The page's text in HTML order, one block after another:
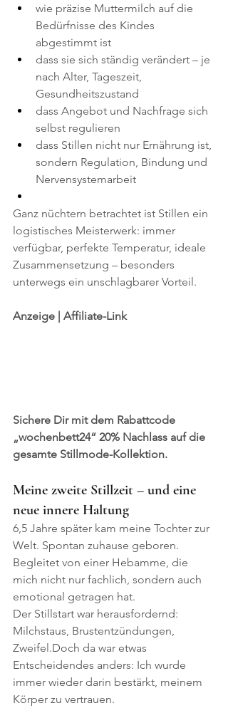
wie präzise Muttermilch auf die
Bedürfnisse des Kindes
abgestimmt ist
dass sie sich ständig verändert – je
nach Alter, Tageszeit,
Gesundheitszustand
dass Angebot und Nachfrage sich
selbst regulieren
dass Stillen nicht nur Ernährung ist,
sondern Regulation, Bindung und
Nervensystemarbeit
Ganz nüchtern betrachtet ist Stillen ein
logistisches Meisterwerk: immer
verfügbar, perfekte Temperatur, ideale
Zusammensetzung – besonders
unterwegs ein unschlagbarer Vorteil.
Anzeige | Affiliate-Link
Sichere Dir mit dem Rabattcode
„wochenbett24“ 20% Nachlass auf die
gesamte Stillmode-Kollektion.
Meine zweite Stillzeit – und eine
neue innere Haltung
6,5 Jahre später kam meine Tochter zur
Welt. Spontan zuhause geboren.
Begleitet von einer Hebamme, die
mich nicht nur fachlich, sondern auch
emotional getragen hat.
Der Stillstart war herausfordernd:
Milchstaus, Brustentzündungen,
Zweifel.Doch da war etwas
Entscheidendes anders: Ich wurde
immer wieder darin bestärkt, meinem
Körper zu vertrauen.